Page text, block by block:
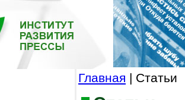
Главная | Статьи